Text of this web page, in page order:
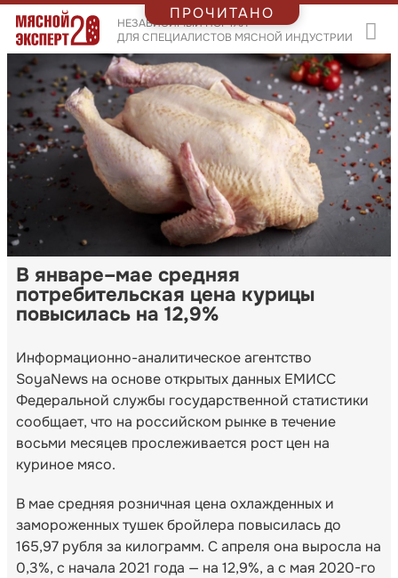
НЕЗАВИСИМЫЙ ПОРТАЛ
ДЛЯ СПЕЦИАЛИСТОВ МЯСНОЙ ИНДУСТРИИ
В январе–мае средняя
потребительская цена курицы
повысилась на 12,9%
Информационно-аналитическое агентство
SoyaNews на основе открытых данных ЕМИСС
Федеральной службы государственной статистики
сообщает, что на российском рынке в течение
восьми месяцев прослеживается рост цен на
куриное мясо.
В мае средняя розничная цена охлажденных и
замороженных тушек бройлера повысилась до
165,97 рубля за килограмм. С апреля она выросла на
0,3%, с начала 2021 года — на 12,9%, а с мая 2020-го
ПРОЧИТАНО